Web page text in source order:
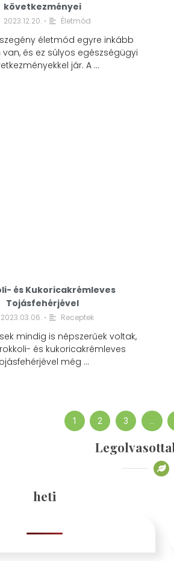
következményei
2023.12.20. • Életmód
életmód egyre inkább
és ez súlyos egészségügyi
jár. A …
és Kukoricakrémleves
Tojásfehérjével
2023.03.06. • Receptek
mindig is népszerűek voltak,
és kukoricakrémleves
még …
1 2 3
heti